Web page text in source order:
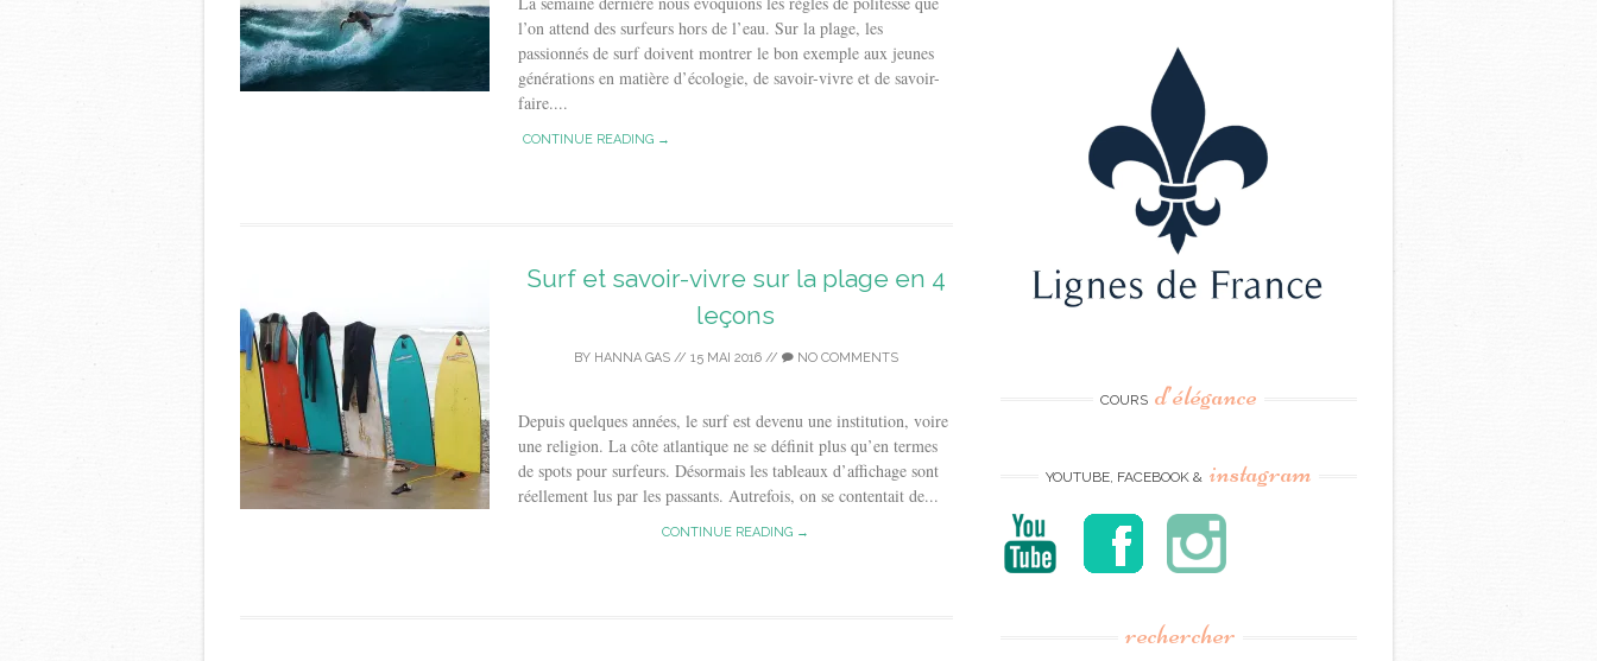
l’on attend des surfeurs hors de l’eau. Sur la plage, les
passionnés de surf doivent montrer le bon exemple aux jeunes
générations en matière d’écologie, de savoir-vivre et de savoir-
faire....
CONTINUE READING →
Surf et savoir-vivre sur la plage en 4
leçons
BY HANNA GAS// 15 MAI 2016// NO COMMENTS
Depuis quelques années, le surf est devenu une institution, voire
une religion. La côte atlantique ne se définit plus qu’en termes
de spots pour surfeurs. Désormais les tableaux d’affichage sont
réellement lus par les passants. Autrefois, on se contentait de...
CONTINUE READING →
COURS d’élégance
YOUTUBE, FACEBOOK & instagram
rechercher